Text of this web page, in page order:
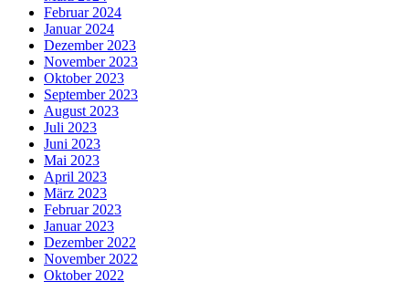
Februar 2024
Januar 2024
Dezember 2023
November 2023
Oktober 2023
September 2023
August 2023
Juli 2023
Juni 2023
Mai 2023
April 2023
März 2023
Februar 2023
Januar 2023
Dezember 2022
November 2022
Oktober 2022